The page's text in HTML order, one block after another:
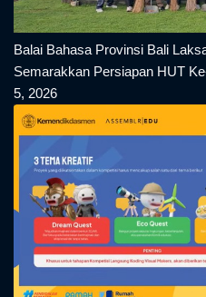
Balai Bahasa Provinsi Bali
Semarakkan Persiapan HUT
5, 2026